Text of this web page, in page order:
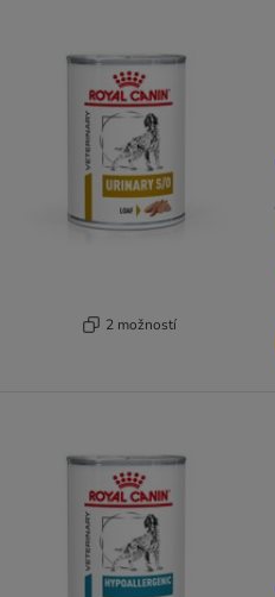
2 možností